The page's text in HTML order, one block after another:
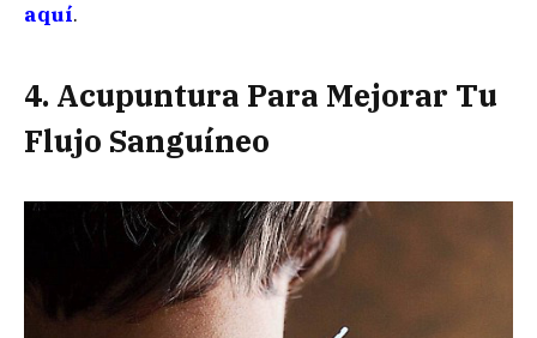
aquí.
4. Acupuntura Para Mejorar Tu
Flujo Sanguíneo